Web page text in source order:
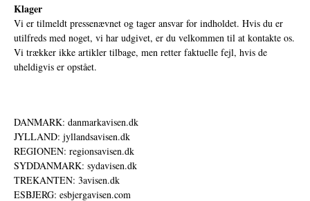
Klager
Vi er tilmeldt pressenævnet og tager ansvar for indholdet. Hvis du er
utilfreds med noget, vi har udgivet, er du velkommen til at kontakte os.
Vi trækker ikke artikler tilbage, men retter faktuelle fejl, hvis de
uheldigvis er opstået.
DANMARK: danmarkavisen.dk
JYLLAND: jyllandsavisen.dk
REGIONEN: regionsavisen.dk
SYDDANMARK: sydavisen.dk
TREKANTEN: 3avisen.dk
ESBJERG: esbjergavisen.com